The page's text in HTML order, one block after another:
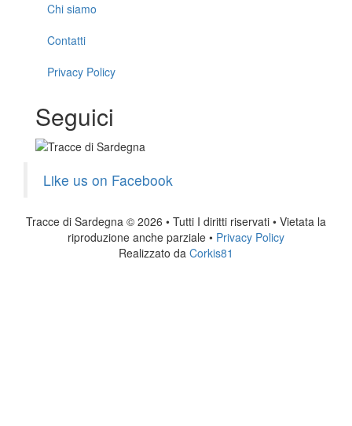
Chi siamo
Contatti
Privacy Policy
Seguici
Like us on Facebook
Tracce di Sardegna © 2026 • Tutti I diritti riservati • Vietata la
riproduzione anche parziale • Privacy Policy
Realizzato da Corkis81